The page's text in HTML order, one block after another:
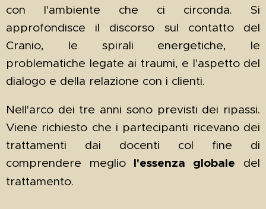
con l'ambiente che ci circonda. Si
approfondisce il discorso sul contatto del
Cranio, le spirali energetiche, le
problematiche legate ai traumi, e l'aspetto del
dialogo e della relazione con i clienti.
Nell'arco dei tre anni sono previsti dei ripassi.
Viene richiesto che i partecipanti ricevano dei
trattamenti dai docenti col fine di
comprendere meglio l'essenza globale del
trattamento.